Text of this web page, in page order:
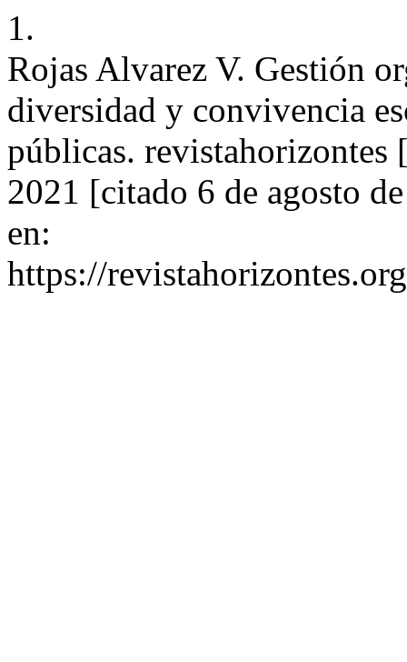
1.
Rojas Alvarez V. Gestión
diversidad y convivencia
públicas. revistahorizontes
2021 [citado 6 de agosto
en:
https://